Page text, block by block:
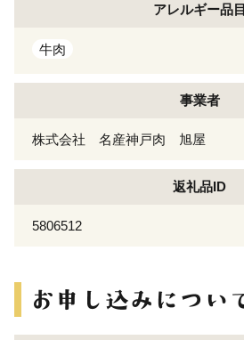
アレルギー品目
牛肉
事業者
株式会社 名産神戸肉 旭屋
返礼品ID
5806512